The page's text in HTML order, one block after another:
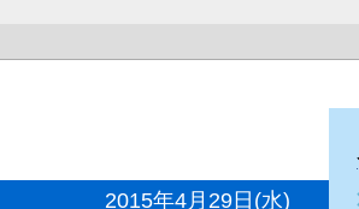
2015年4月29日(水)